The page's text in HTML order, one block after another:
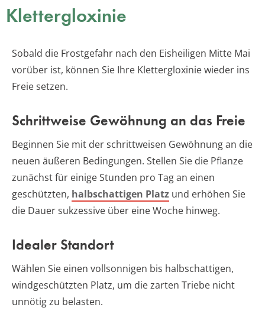
Klettergloxinie
Sobald die Frostgefahr nach den Eisheiligen Mitte Mai
vorüber ist, können Sie Ihre Klettergloxinie wieder ins
Freie setzen.
Schrittweise Gewöhnung an das Freie
Beginnen Sie mit der schrittweisen Gewöhnung an die
neuen äußeren Bedingungen. Stellen Sie die Pflanze
zunächst für einige Stunden pro Tag an einen
geschützten, halbschattigen Platz und erhöhen Sie
die Dauer sukzessive über eine Woche hinweg.
Idealer Standort
Wählen Sie einen vollsonnigen bis halbschattigen,
windgeschützten Platz, um die zarten Triebe nicht
unnötig zu belasten.